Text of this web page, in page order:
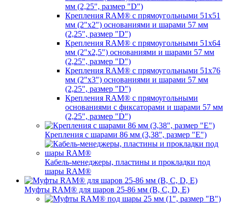
мм (2,25", размер "D")
Крепления RAM® с прямоугольными 51х51
мм (2"х2") основаниями и шарами 57 мм
(2,25", размер "D")
Крепления RAM® с прямоугольными 51х64
мм (2"х2,5") основаниями и шарами 57 мм
(2,25", размер "D")
Крепления RAM® с прямоугольными 51х76
мм (2"х3") основаниями и шарами 57 мм
(2,25", размер "D")
Крепления RAM® с прямоугольными
основаниями с фиксаторами и шарами 57 мм
(2,25", размер "D")
Крепления с шарами 86 мм (3,38", размер "E")
Кабель-менеджеры, пластины и прокладки под
шары RAM®
Муфты RAM® для шаров 25-86 мм (B, C, D, E)